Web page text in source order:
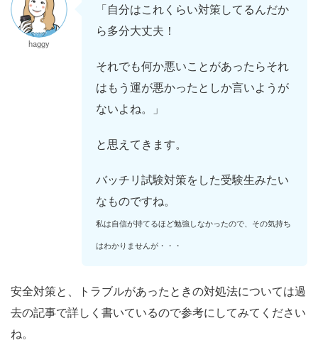
haggy
「自分はこれくらい対策してるんだか
ら多分大丈夫！
それでも何か悪いことがあったらそれ
はもう運が悪かったとしか言いようが
ないよね。」
と思えてきます。
バッチリ試験対策をした受験生みたい
なものですね。
私は自信が持てるほど勉強しなかったので、その気持ち
はわかりませんが・・・
安全対策と、トラブルがあったときの対処法については過
去の記事で詳しく書いているので参考にしてみてください
ね。